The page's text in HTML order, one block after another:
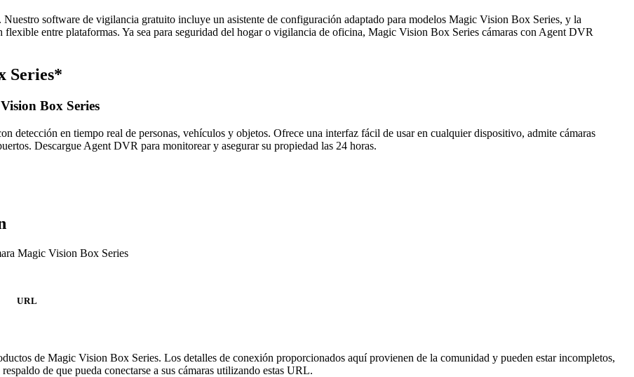
software de vigilancia gratuito incluye un asistente de configuración adaptado para modelos Magic Vision Box Series, y la
entre plataformas. Ya sea para seguridad del hogar o vigilancia de oficina, Magic Vision Box Series cámaras con Agent DVR
Series*
Box Series
en tiempo real de personas, vehículos y objetos. Ofrece una interfaz fácil de usar en cualquier dispositivo, admite cámaras
Descargue Agent DVR para monitorear y asegurar su propiedad las 24 horas.
Magic Vision Box Series
URL
de Magic Vision Box Series. Los detalles de conexión proporcionados aquí provienen de la comunidad y pueden estar incompletos,
de que pueda conectarse a sus cámaras utilizando estas URL.